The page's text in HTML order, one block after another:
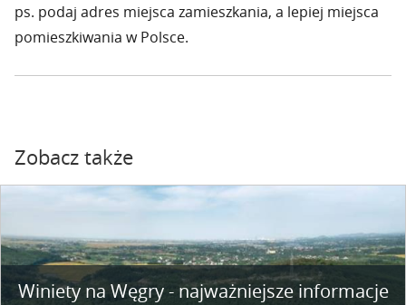
ps. podaj adres miejsca zamieszkania, a lepiej miejsca
pomieszkiwania w Polsce.
Zobacz także
Winiety na Węgry - najważniejsze informacje